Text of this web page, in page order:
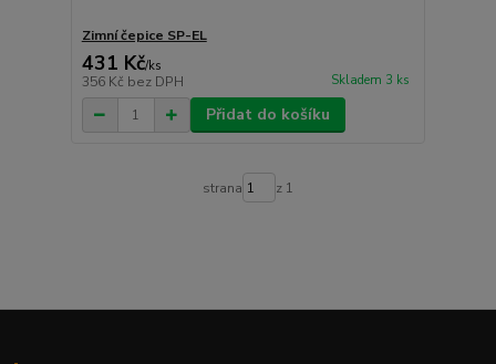
Zimní čepice SP-EL
431 Kč/ks
356 Kč bez DPH Skladem 3 ks
Přidat do košíku
strana z 1